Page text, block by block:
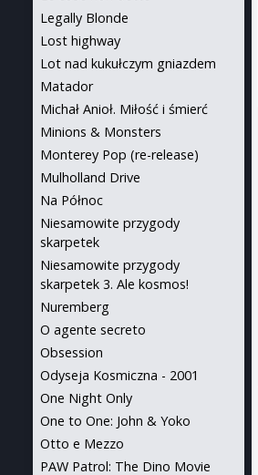
Legally Blonde
Lost highway
Lot nad kukułczym gniazdem
Matador
Michał Anioł. Miłość i śmierć
Minions & Monsters
Monterey Pop (re-release)
Mulholland Drive
Na Północ
Niesamowite przygody
skarpetek
Niesamowite przygody
skarpetek 3. Ale kosmos!
Nuremberg
O agente secreto
Obsession
Odyseja Kosmiczna - 2001
One Night Only
One to One: John & Yoko
Otto e Mezzo
PAW Patrol: The Dino Movie